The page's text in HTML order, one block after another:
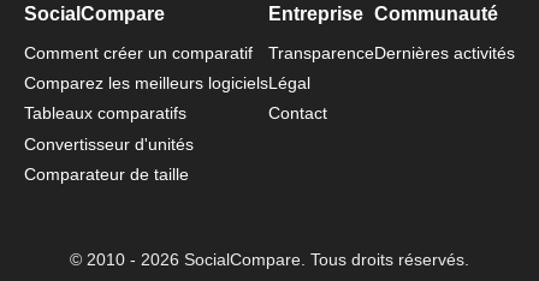
SocialCompare
Comment créer un comparatif
Comparez les meilleurs logiciels
Tableaux comparatifs
Convertisseur d'unités
Comparateur de taille
Entreprise
Transparence
Légal
Contact
Communauté
Dernières activités
© 2010 - 2026 SocialCompare. Tous droits réservés.